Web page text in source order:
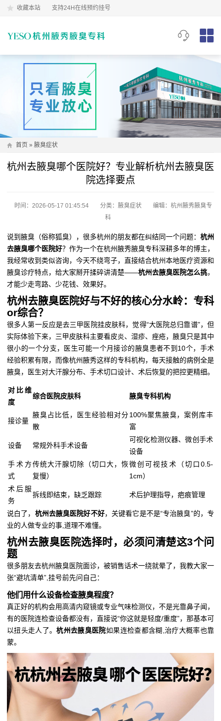
收藏本站 支持24H在线预约挂号
首页 » 腋臭症状
杭州去腋臭哪个医院好？专业解析杭州去腋臭医
院选择要点
时间：2026-05-17 01:45:54 分类： 腋臭症状
编辑：杭州腋秀腋臭专
科
说到腋臭（俗称狐臭），很多杭州的朋友都在纠结同一个问题： 杭州
去腋臭哪个医院好？作为一个在杭州腋秀腋臭专科深耕多年的博主，
我经常收到类似咨询，今天不绕弯子，直接结合杭州本地医疗资源和
腋臭诊疗特点，给大家掰开揉碎讲清楚——杭州去腋臭医院怎么挑，
才能少走弯路、少花钱、效果好。
杭州去腋臭医院好与不好的核心分水岭：专科
or综合？
很多人第一反应是去三甲医院挂皮肤科，觉得“大医院总归靠谱”，但
实际体验下来，三甲皮肤科主要看皮炎、湿疹、痤疮，腋臭只是其中
很小的一个分支，医生可能一个月接诊的腋臭患者不到10个，手术
经验积累有限，而像杭州腋秀这样的专科机构，每天接触的病例全是
腋臭，医生对大汗腺分布、手术切口设计、术后恢复的把控更精细。
对比维
度
综合医院皮肤科 腋臭专科机构
接诊量
腋臭占比低，医生经验相对分
散
100%聚焦腋臭，案例库丰
富
设备 常规外科手术设备
可视化检测仪器、微创手术
设备
手术方
式
传统大汗腺切除（切口大，恢
复慢）
微创可视技术（切口0.5-
1cm）
术后服
务
拆线即结束，缺乏跟踪 术后护理指导，疤痕管理
说白了， 杭州去腋臭医院好不好，关键看它是不是“专治腋臭”的，专
业的人做专业的事,道理不难懂。
杭州去腋臭医院选择时，必须问清楚这3个问
题
很多朋友去杭州腋臭医院面诊，被销售话术一绕就晕了，我教大家一
张“避坑清单”,挂号前先问自己：
他们用什么设备检查腋臭程度？
真正好的机构会用高清内窥镜或专业气味检测仪，不是光靠鼻子闻，
有的医院连检查设备都没有，直接说“你这就是轻度/重度”，那基本可
以扭头走人了。杭州去腋臭医院如果连检查都含糊,治疗大概率也靠
蒙。